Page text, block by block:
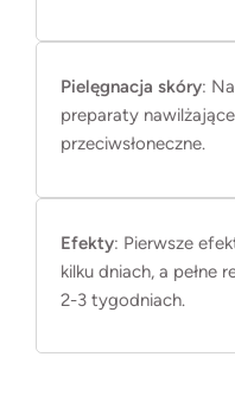
Pielęgnacja skóry:
preparaty
przeciwsłoneczne.
Efekty: Pierwsze
kilku dniach, a pełne
2-3 tygodniach.